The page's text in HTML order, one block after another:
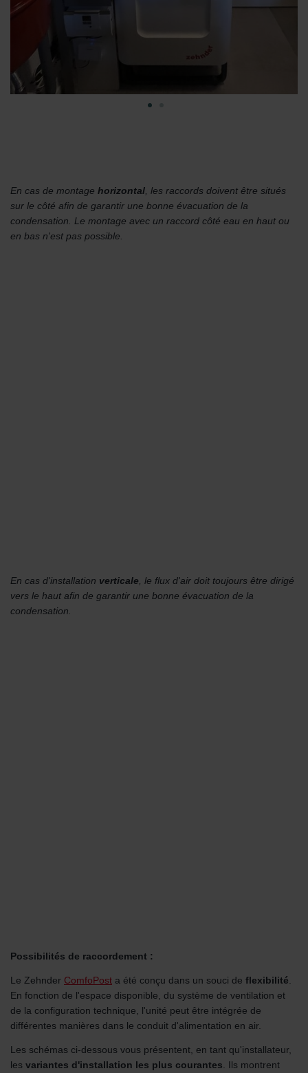
En cas de montage horizontal , les raccords doivent être situés
sur le côté afin de garantir une bonne évacuation de la
condensation. Le montage avec un raccord côté eau en haut ou
en bas n'est pas possible.
En cas d'installation verticale, le flux d'air doit toujours être dirigé
vers le haut afin de garantir une bonne évacuation de la
condensation.
Possibilités de raccordement :
Le Zehnder ComfoPost a été conçu dans un souci de flexibilité
En fonction de l'espace disponible, du système de ventilation et
de la configuration technique, l'unité peut être intégrée de
différentes manières dans le conduit d'alimentation en air.
Les schémas ci-dessous vous présentent, en tant qu'installateur,
les variantes d'installation les plus courantes . Ils montrent